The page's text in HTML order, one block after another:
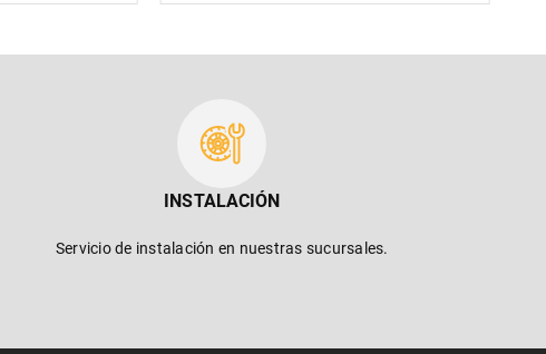
INSTALACIÓN
Servicio de instalación en nuestras sucursales.